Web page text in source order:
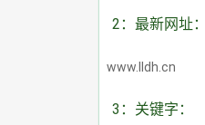
2：最新网址：
www.lldh.cn
3：关键字：